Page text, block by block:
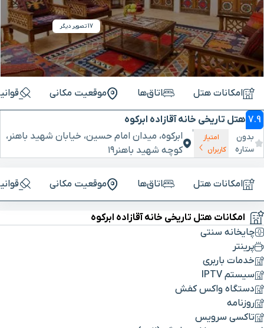
17 تصویر دیگر
امکانات هتل اتاق‌ها موقعیت مکانی
7.9 هتل تاریخی خانه آقازاده ابرکوه
بدون
ستاره
امتیاز
کاربران
ابرکوه، میدان امام حسین، خیابان شهید باهنر،
کوچه شهید باهنر۱۹
امکانات هتل اتاق‌ها موقعیت مکانی
امکانات هتل تاریخی خانه آقازاده ابرکوه
چایخانه سنتی
پرینتر
خدمات باربری
سیستم IPTV
دستگاه واکس کفش
روزنامه
تاکسی سرویس